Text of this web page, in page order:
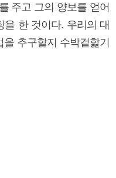
주고 그의 양보를 얻어
을 한 것이다. 우리의 대
추구할지 수박겉핥기